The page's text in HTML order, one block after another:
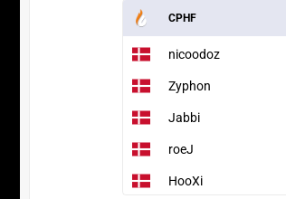
CPHF
nicoodoz
Zyphon
Jabbi
roeJ
HooXi